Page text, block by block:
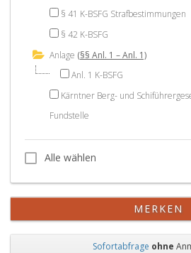
§ 41 K-BSFG Strafbestimmungen
§ 42 K-BSFG
Anlage (§§ Anl. 1 – Anl. 1)
Anl. 1 K-BSFG
Kärntner Berg- und
Fundstelle
Alle wählen
Alle wählen
MERKEN
Sofortabfrage ohne